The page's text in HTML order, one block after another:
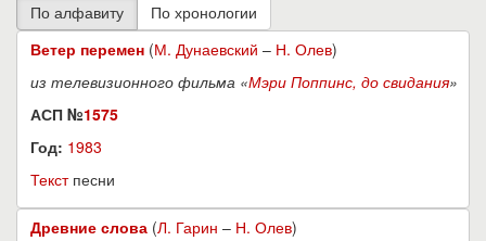
Ветер перемен (М. Дунаевский – Н. Олев)
из телевизионного фильма «Мэри Поппинс, до свидания»
АСП №1575
Год: 1983
Текстпесни
Древние слова (Л. Гарин – Н. Олев)